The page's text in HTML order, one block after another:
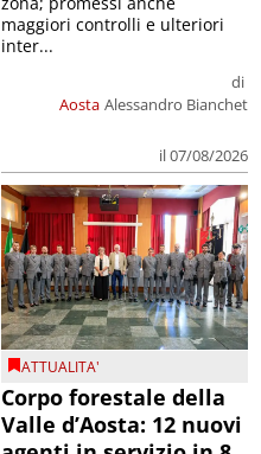
Aosta
di
Alessandro Bianchet
il 07/08/2026
maggiori controlli e ulteriori
inter...
ATTUALITA'
Corpo forestale della
Valle d’Aosta: 12 nuovi